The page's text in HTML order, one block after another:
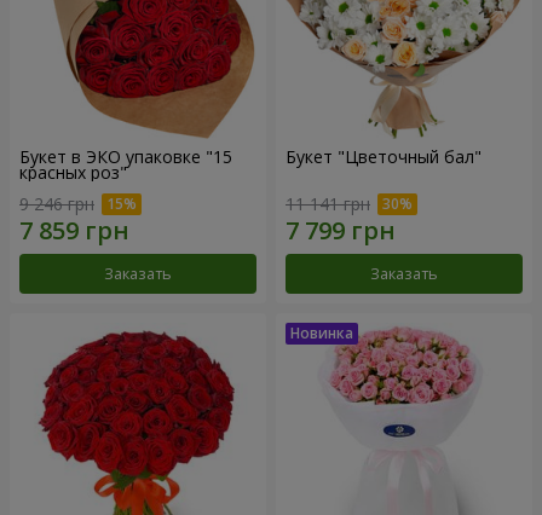
Букет в ЭКО упаковке "15
красных роз"
9 246 грн
Заказать
Букет "Цветочный бал"
11 141 грн
Заказать